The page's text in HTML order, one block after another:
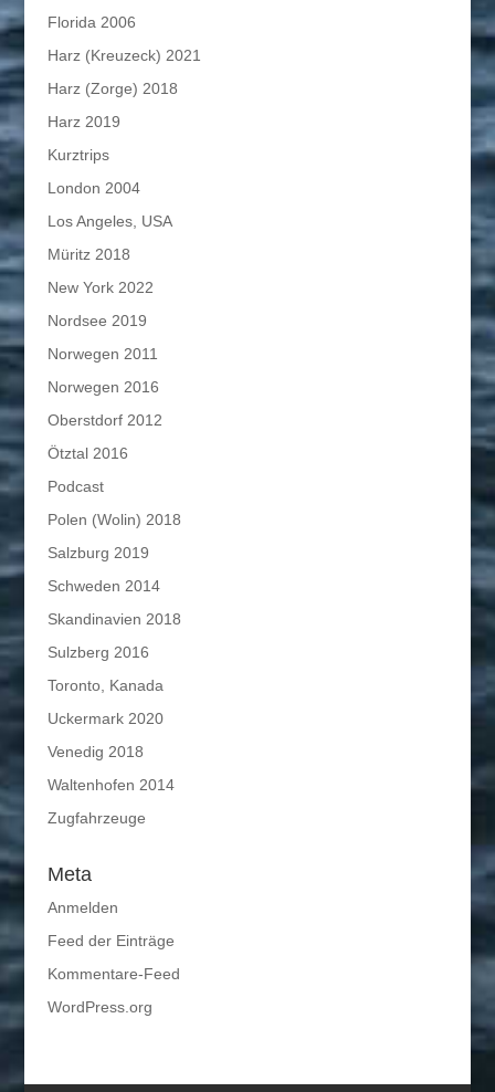
Florida 2006
Harz (Kreuzeck) 2021
Harz (Zorge) 2018
Harz 2019
Kurztrips
London 2004
Los Angeles, USA
Müritz 2018
New York 2022
Nordsee 2019
Norwegen 2011
Norwegen 2016
Oberstdorf 2012
Ötztal 2016
Podcast
Polen (Wolin) 2018
Salzburg 2019
Schweden 2014
Skandinavien 2018
Sulzberg 2016
Toronto, Kanada
Uckermark 2020
Venedig 2018
Waltenhofen 2014
Zugfahrzeuge
Meta
Anmelden
Feed der Einträge
Kommentare-Feed
WordPress.org